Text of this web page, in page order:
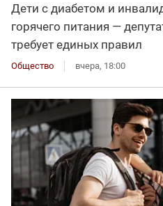
Дети с диабетом и
горячего питания —
требует единых правил
Общество вчера, 18:00